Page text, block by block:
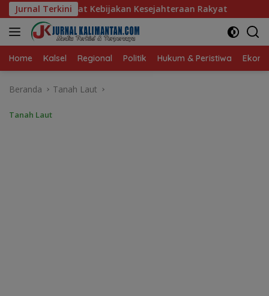
Langsung
ke
konten
Jurnal Terkini
Kesejahteraan Rakyat Baru 10 Persen,
Home Kalsel Regional Politik Hukum & Peristiwa
Beranda Tanah Laut
Tanah Laut